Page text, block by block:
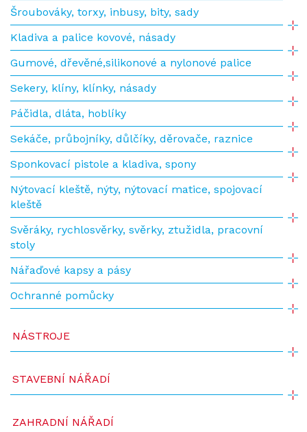
Šroubováky, torxy, inbusy, bity, sady
Kladiva a palice kovové, násady
Gumové, dřevěné,silikonové a nylonové palice
Sekery, klíny, klínky, násady
Páčidla, dláta, hoblíky
Sekáče, průbojníky, důlčíky, děrovače, raznice
Sponkovací pistole a kladiva, spony
Nýtovací kleště, nýty, nýtovací matice, spojovací
kleště
Svěráky, rychlosvěrky, svěrky, ztužidla, pracovní
stoly
Nářaďové kapsy a pásy
Ochranné pomůcky
NÁSTROJE
STAVEBNÍ NÁŘADÍ
ZAHRADNÍ NÁŘADÍ